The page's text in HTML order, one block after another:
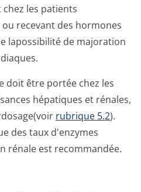
chez les patients
recevant des hormones
lapossibilité de majoration
doit être portée chez les
hépatiques et rénales,
rubrique 5.2).
des taux d'enzymes
rénale est recommandée.